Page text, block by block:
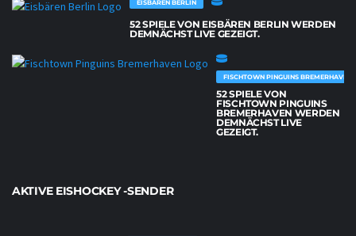
EISBÄREN BERLIN
52 SPIELE VON EISBÄREN BERLIN WERDEN
DEMNÄCHST LIVE GEZEIGT.
FISCHTOWN PINGUINS BREMERHAVEN
52 SPIELE VON
FISCHTOWN PINGUINS
BREMERHAVEN WERDEN
DEMNÄCHST LIVE
GEZEIGT.
AKTIVE EISHOCKEY -SENDER